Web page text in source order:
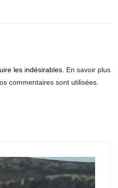
les indésirables. En savoir plus
commentaires sont utilisées